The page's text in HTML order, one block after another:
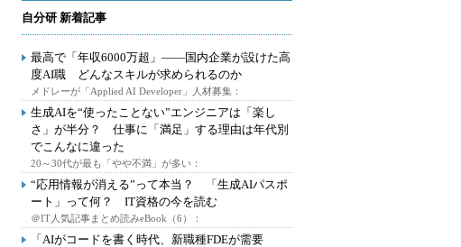
自分研 新着記事
最高で「年収6000万超」――国内企業が設けた高
度AI職 どんなスキルが求められるのか
メドレーが「Applied AI Developer」人材募集：
生成AIを“使ったことない”エンジニアは「楽し
さ」が半分？ 仕事に「満足」する理由は年代別
でこんなに違った
20～30代が最も「やや不満」が多い：
“応用情報が消える”って本当？ 「生成AIパスポ
ート」って何？ IT資格の今を読む
＠IT人気記事まとめ読みeBook（6）：
「AIがコードを書く時代、新職種FDEが需要